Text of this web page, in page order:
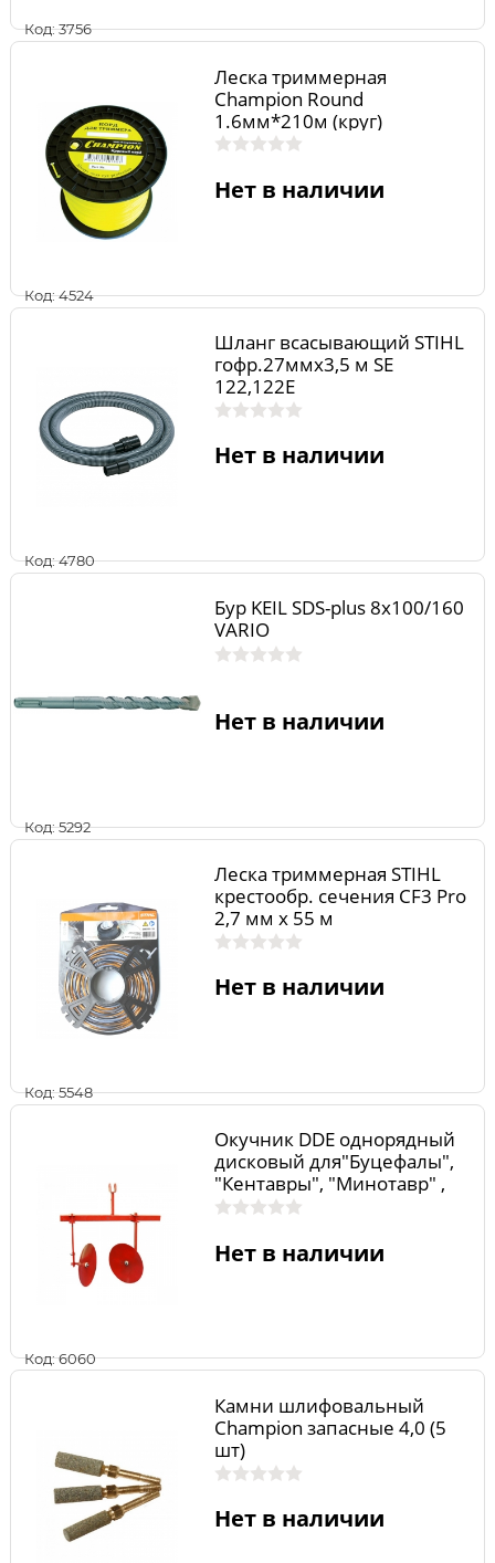
Код: 3756
Код: 4524
Леска триммерная
Champion Round
1.6мм*210м (круг)
Нет в наличии
Код: 4780
Шланг всасывающий STIHL
гофр.27ммх3,5 м SE
122,122E
Нет в наличии
Код: 5292
Бур KEIL SDS-plus 8х100/160
VARIO
Нет в наличии
Код: 5548
Леска триммерная STIHL
крестообр. сечения CF3 Pro
2,7 мм х 55 м
Нет в наличии
Код: 6060
Окучник DDE однорядный
дисковый для"Буцефалы",
"Кентавры", "Минотавр" ,
"Халк", "Молох"
Нет в наличии
Камни шлифовальный
Champion запасные 4,0 (5
шт)
Нет в наличии